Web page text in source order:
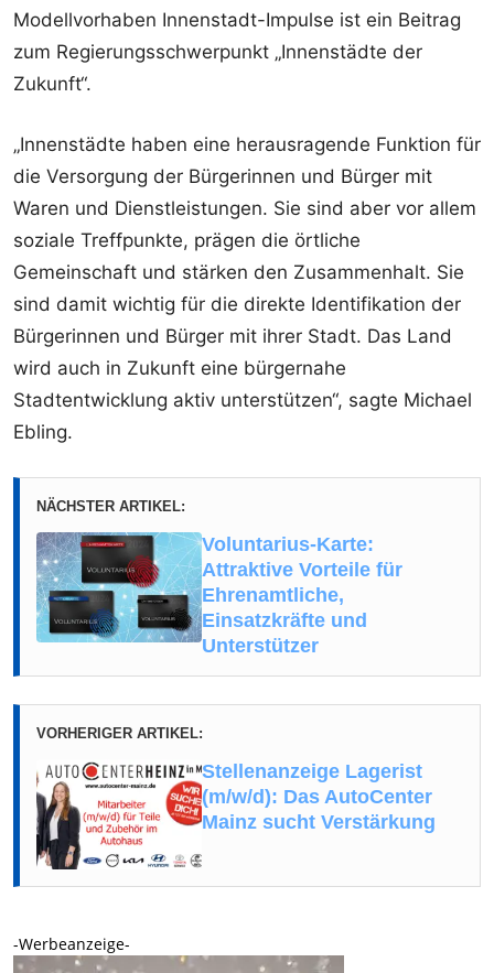
Modellvorhaben Innenstadt-Impulse ist ein Beitrag
zum Regierungsschwerpunkt „Innenstädte der
Zukunft“.
„Innenstädte haben eine herausragende Funktion für
die Versorgung der Bürgerinnen und Bürger mit
Waren und Dienstleistungen. Sie sind aber vor allem
soziale Treffpunkte, prägen die örtliche
Gemeinschaft und stärken den Zusammenhalt. Sie
sind damit wichtig für die direkte Identifikation der
Bürgerinnen und Bürger mit ihrer Stadt. Das Land
wird auch in Zukunft eine bürgernahe
Stadtentwicklung aktiv unterstützen“, sagte Michael
Ebling.
NÄCHSTER ARTIKEL:
Voluntarius-Karte:
Attraktive Vorteile für
Ehrenamtliche,
Einsatzkräfte und
Unterstützer
VORHERIGER ARTIKEL:
Stellenanzeige Lagerist
(m/w/d): Das AutoCenter
Mainz sucht Verstärkung
-Werbeanzeige-